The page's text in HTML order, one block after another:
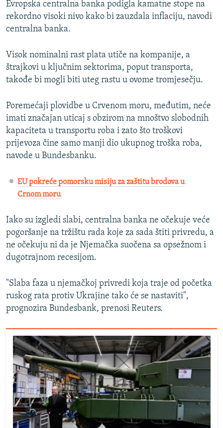
Evropska centralna banka podigla kamatne stope na
rekordno visoki nivo kako bi zauzdala inflaciju, navodi
centralna banka.
Visok nominalni rast plata utiče na kompanije, a
štrajkovi u ključnim sektorima, poput transporta,
takođe bi mogli biti uteg rastu u ovome tromjesečju.
Poremećaji plovidbe u Crvenom moru, međutim, neće
imati značajan uticaj s obzirom na mnoštvo slobodnih
kapaciteta u transportu roba i zato što troškovi
prijevoza čine samo manji dio ukupnog troška roba,
navode u Bundesbanku.
EU pokreće pomorsku misiju za zaštitu brodova u
Crnom moru
Iako su izgledi slabi, centralna banka ne očekuje veće
pogoršanje na tržištu rada koje za sada štiti privredu, a
ne očekuju ni da je Njemačka suočena sa opsežnom i
dugotrajnom recesijom.
"Slaba faza u njemačkoj privredi koja traje od početka
ruskog rata protiv Ukrajine tako će se nastaviti",
prognozira Bundesbank, prenosi Reuters.